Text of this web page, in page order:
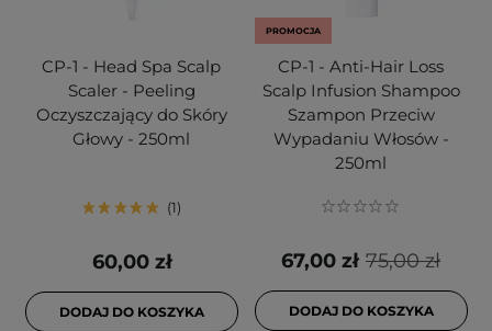
CP-1 - Head Spa Scalp
Scaler - Peeling
Oczyszczający do Skóry
Głowy - 250ml
1
60,00 zł
DODAJ DO KOSZYKA
PROMOCJA
CP-1 - Anti-Hair Loss
Scalp Infusion Shampoo
Szampon Przeciw
Wypadaniu Włosów -
250ml
75,00 zł
67,00 zł
DODAJ DO KOSZYKA